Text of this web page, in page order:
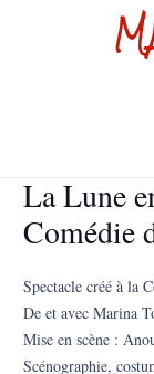
La Lune
Comédie
Spectacle créé à la
De et avec Marina
Mise en scène :
Scénographie,